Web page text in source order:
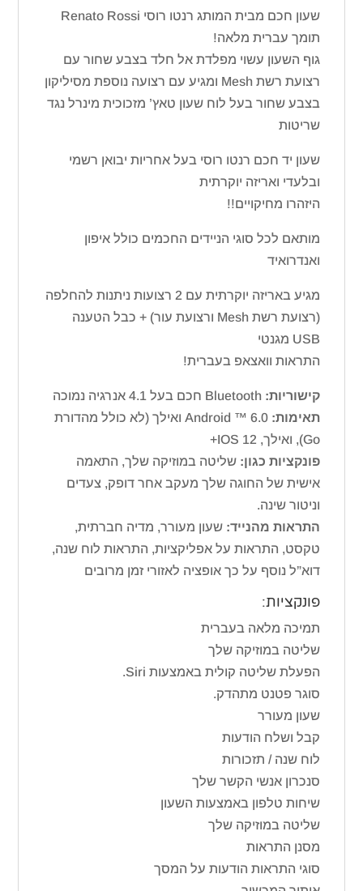
שעון חכם מבית המותג רנטו רוסי Renato Rossi
תומך עברית מלאה!
גוף השעון עשוי מפלדת אל חלד בצבע שחור עם
רצועת רשת Mesh ומגיע עם רצועה נוספת מסיליקון
בצבע שחור בעל לוח שעון טאץ’ מזכוכית מינרל נגד
שריטות
שעון יד חכם רנטו רוסי בעל אחריות יבואן רשמי
ובלעדי ואריזה יוקרתית
היזהרו מחיקויים!!
מותאם לכל סוגי הניידים החכמים כולל איפון
ואנדרואיד
מגיע באריזה יוקרתית עם 2 רצועות ניתנות להחלפה
(רצועת רשת Mesh ורצועת עור) + כבל הטענה
USB מגנטי
התראות וואצאפ בעברית!
קישוריות: Bluetooth חכם בעל 4.1 אנרגיה נמוכה
תאימות:
Android ™ 6.0 ואילך (לא כולל מהדורת
Go), ואילך, IOS 12+
פונקציות כגון: שליטה במוזיקה שלך, התאמה
אישית של החוגה שלך מעקב אחר דופק, צעדים
וניטור שינה.
התראות מהנייד: שעון מעורר, מדיה חברתית,
טקסט, התראות על אפליקציות, התראות לוח שנה,
דוא”ל נוסף על כך אופציה לאזורי זמן מרובים
פונקציות:
תמיכה מלאה בעברית
שליטה במוזיקה שלך
הפעלת שליטה קולית באמצעות Siri.
סוגר פטנט מתהדק.
שעון מעורר
קבל ושלח הודעות
לוח שנה / תזכורות
סנכרון אנשי הקשר שלך
שיחות טלפון באמצעות השעון
שליטה במוזיקה שלך
מסנן התראות
סוגי התראות הודעות על המסך